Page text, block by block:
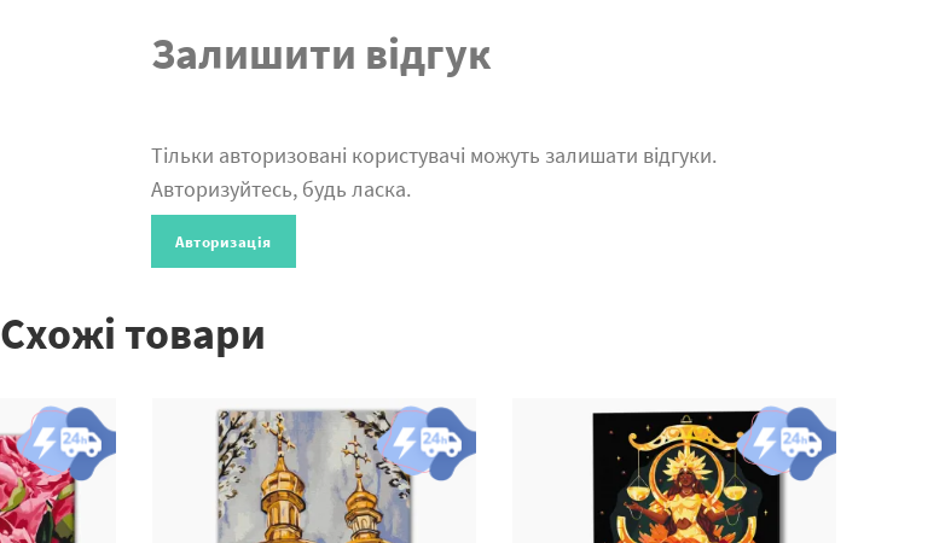
Залишити відгук
Тільки авторизовані користувачі можуть залишати відгуки.
Авторизуйтесь, будь ласка.
Авторизація
Схожі товари